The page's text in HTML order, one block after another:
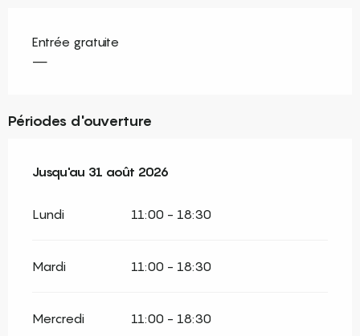
Entrée gratuite
—
Périodes d'ouverture
Du1 juillet 2026au31 août 2026
Jusqu'au 31 août 2026
Lundi 11:00 - 18:30
Mardi 11:00 - 18:30
Mercredi 11:00 - 18:30